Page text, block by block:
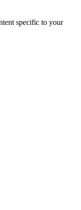
specific to your